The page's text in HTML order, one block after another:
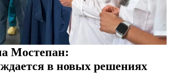
Мостепан:
в новых решениях